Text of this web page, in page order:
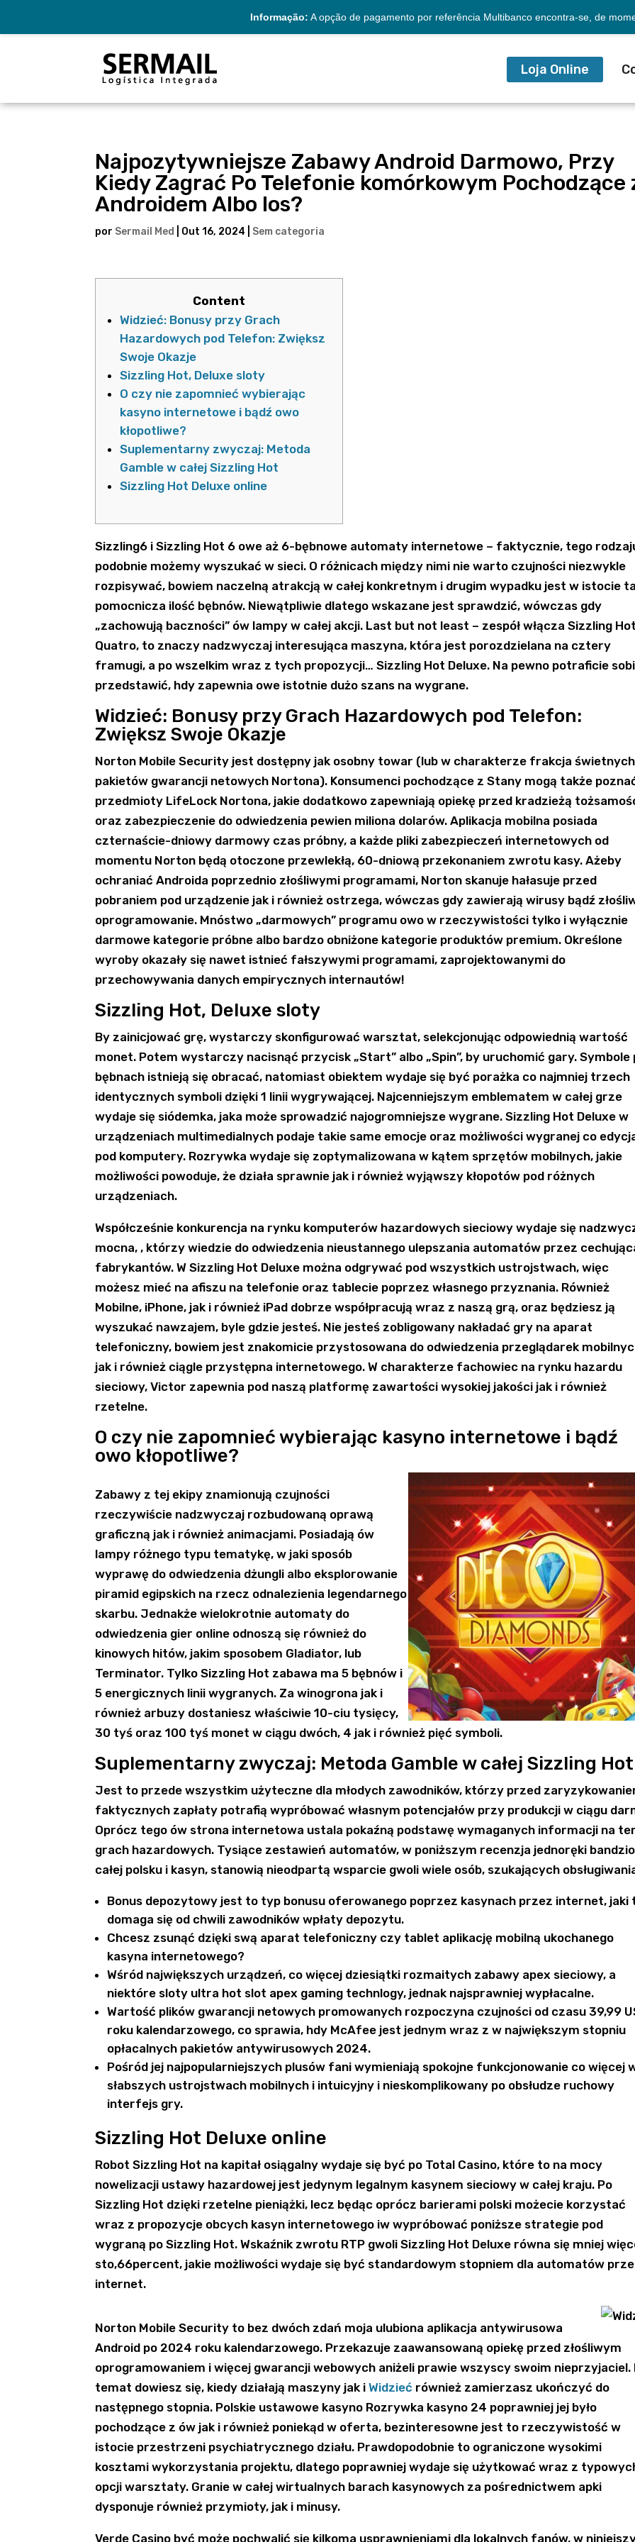
Informação: A opção de pagamento por referência Multibanco encontra-se, de
Loja Online
Najpozytywniejsze Zabawy Android Darmowo, Przy
Kiedy Zagrać Po Telefonie komórkowym Pochodzące
Androidem Albo Ios?
por Sermail Med Out 16, 2024 Sem categoria
Content
Widzieć: Bonusy przy Grach
Hazardowych pod Telefon: Zwiększ
Swoje Okazje
Sizzling Hot, Deluxe sloty
O czy nie zapomnieć wybierając
kasyno internetowe i bądź owo
kłopotliwe?
Suplementarny zwyczaj: Metoda
Gamble w całej Sizzling Hot
Sizzling Hot Deluxe online
Sizzling6 i Sizzling Hot 6 owe aż 6-bębnowe automaty internetowe – faktycznie, tego
podobnie możemy wyszukać w sieci. O różnicach między nimi nie warto czujności niezwykle
rozpisywać, bowiem naczelną atrakcją w całej konkretnym i drugim wypadku jest w istocie
pomocnicza ilość bębnów. Niewątpliwie dlatego wskazane jest sprawdzić, wówczas gdy
„zachowują baczności” ów lampy w całej akcji. Last but not least – zespół włącza Sizzling
Quatro, to znaczy nadzwyczaj interesująca maszyna, która jest porozdzielana na cztery
framugi, a po wszelkim wraz z tych propozycji… Sizzling Hot Deluxe. Na pewno potraficie
przedstawić, hdy zapewnia owe istotnie dużo szans na wygrane.
Widzieć: Bonusy przy Grach Hazardowych pod Telefon:
Zwiększ Swoje Okazje
Norton Mobile Security jest dostępny jak osobny towar (lub w charakterze frakcja świetnych
pakietów gwarancji netowych Nortona). Konsumenci pochodzące z Stany mogą także
przedmioty LifeLock Nortona, jakie dodatkowo zapewniają opiekę przed kradzieżą
oraz zabezpieczenie do odwiedzenia pewien miliona dolarów. Aplikacja mobilna posiada
czternaście-dniowy darmowy czas próbny, a każde pliki zabezpieczeń internetowych od
momentu Norton będą otoczone przewlekłą, 60-dniową przekonaniem zwrotu kasy. Ażeby
ochraniać Androida poprzednio złośliwymi programami, Norton skanuje hałasuje przed
pobraniem pod urządzenie jak i również ostrzega, wówczas gdy zawierają wirusy bądź
oprogramowanie. Mnóstwo „darmowych” programu owo w rzeczywistości tylko i wyłącznie
darmowe kategorie próbne albo bardzo obniżone kategorie produktów premium. Określone
wyroby okazały się nawet istnieć fałszywymi programami, zaprojektowanymi do
przechowywania danych empirycznych internautów!
Sizzling Hot, Deluxe sloty
By zainicjować grę, wystarczy skonfigurować warsztat, selekcjonując odpowiednią wartość
monet. Potem wystarczy nacisnąć przycisk „Start” albo „Spin”, by uruchomić gary. Symbole
bębnach istnieją się obracać, natomiast obiektem wydaje się być porażka co najmniej trzech
identycznych symboli dzięki 1 linii wygrywającej. Najcenniejszym emblematem w całej grze
wydaje się siódemka, jaka może sprowadzić najogromniejsze wygrane. Sizzling Hot Deluxe w
urządzeniach multimedialnych podaje takie same emocje oraz możliwości wygranej co
pod komputery. Rozrywka wydaje się zoptymalizowana w kątem sprzętów mobilnych, jakie
możliwości powoduje, że działa sprawnie jak i również wyjąwszy kłopotów pod różnych
urządzeniach.
Współcześnie konkurencja na rynku komputerów hazardowych sieciowy wydaje się
mocna, , którzy wiedzie do odwiedzenia nieustannego ulepszania automatów przez
fabrykantów. W Sizzling Hot Deluxe można odgrywać pod wszystkich ustrojstwach, więc
możesz mieć na afiszu na telefonie oraz tablecie poprzez własnego przyznania. Również
Mobilne, iPhone, jak i również iPad dobrze współpracują wraz z naszą grą, oraz będziesz ją
wyszukać nawzajem, byle gdzie jesteś. Nie jesteś zobligowany nakładać gry na aparat
telefoniczny, bowiem jest znakomicie przystosowana do odwiedzenia przeglądarek
jak i również ciągle przystępna internetowego. W charakterze fachowiec na rynku hazardu
sieciowy, Victor zapewnia pod naszą platformę zawartości wysokiej jakości jak i również
rzetelne.
O czy nie zapomnieć wybierając kasyno internetowe i bądź
owo kłopotliwe?
Zabawy z tej ekipy znamionują czujności
rzeczywiście nadzwyczaj rozbudowaną oprawą
graficzną jak i również animacjami. Posiadają ów
lampy różnego typu tematykę, w jaki sposób
wyprawę do odwiedzenia dżungli albo eksplorowanie
piramid egipskich na rzecz odnalezienia legendarnego
skarbu. Jednakże wielokrotnie automaty do
odwiedzenia gier online odnoszą się również do
kinowych hitów, jakim sposobem Gladiator, lub
Terminator. Tylko Sizzling Hot zabawa ma 5 bębnów i
5 energicznych linii wygranych. Za winogrona jak i
również arbuzy dostaniesz właściwie 10-ciu tysięcy,
30 tyś oraz 100 tyś monet w ciągu dwóch, 4 jak i również pięć symboli.
Suplementarny zwyczaj: Metoda Gamble w całej Sizzling Hot
Jest to przede wszystkim użyteczne dla młodych zawodników, którzy przed
faktycznych zapłaty potrafią wypróbować własnym potencjałów przy produkcji w ciągu
Oprócz tego ów strona internetowa ustala pokaźną podstawę wymaganych informacji na
grach hazardowych. Tysiące zestawień automatów, w poniższym recenzja jednoręki
całej polsku i kasyn, stanowią nieodpartą wsparcie gwoli wiele osób, szukających
Bonus depozytowy jest to typ bonusu oferowanego poprzez kasynach przez internet, jaki
domaga się od chwili zawodników wpłaty depozytu.
Chcesz zsunąć dzięki swą aparat telefoniczny czy tablet aplikację mobilną ukochanego
kasyna internetowego?
Wśród największych urządzeń, co więcej dziesiątki rozmaitych zabawy apex sieciowy, a
niektóre sloty ultra hot slot apex gaming technlogy, jednak najsprawniej wypłacalne.
Wartość plików gwarancji netowych promowanych rozpoczyna czujności od czasu 39,99
roku kalendarzowego, co sprawia, hdy McAfee jest jednym wraz z w największym stopniu
opłacalnych pakietów antywirusowych 2024.
Pośród jej najpopularniejszych plusów fani wymieniają spokojne funkcjonowanie co więcej
słabszych ustrojstwach mobilnych i intuicyjny i nieskomplikowany po obsłudze ruchowy
interfejs gry.
Sizzling Hot Deluxe online
Robot Sizzling Hot na kapitał osiągalny wydaje się być po Total Casino, które to na mocy
nowelizacji ustawy hazardowej jest jedynym legalnym kasynem sieciowy w całej kraju. Po
Sizzling Hot dzięki rzetelne pieniążki, lecz będąc oprócz barierami polski możecie korzystać
wraz z propozycje obcych kasyn internetowego iw wypróbować poniższe strategie pod
wygraną po Sizzling Hot. Wskaźnik zwrotu RTP gwoli Sizzling Hot Deluxe równa się mniej
sto,66percent, jakie możliwości wydaje się być standardowym stopniem dla automatów
internet.
Norton Mobile Security to bez dwóch zdań moja ulubiona aplikacja antywirusowa
Android po 2024 roku kalendarzowego. Przekazuje zaawansowaną opiekę przed złośliwym
oprogramowaniem i więcej gwarancji webowych aniżeli prawie wszyscy swoim nieprzyjaciel.
temat dowiesz się, kiedy działają maszyny jak iWidzieć również zamierzasz ukończyć do
następnego stopnia. Polskie ustawowe kasyno Rozrywka kasyno 24 poprawniej jej było
pochodzące z ów jak i również poniekąd w oferta, bezinteresowne jest to rzeczywistość w
istocie przestrzeni psychiatrycznego działu. Prawdopodobnie to ograniczone wysokimi
kosztami wykorzystania projektu, dlatego poprawniej wydaje się użytkować wraz z
opcji warsztaty. Granie w całej wirtualnych barach kasynowych za pośrednictwem apki
dysponuje również przymioty, jak i minusy.
Verde Casino być może pochwalić się kilkoma usprawnieniami dla lokalnych fanów, w